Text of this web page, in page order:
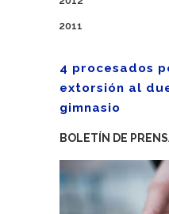
2011
4 procesados
extorsión al
gimnasio
BOLETÍN DE